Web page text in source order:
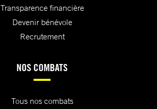
Transparence financière
Devenir bénévole
Recrutement
NOS COMBATS
Tous nos combats